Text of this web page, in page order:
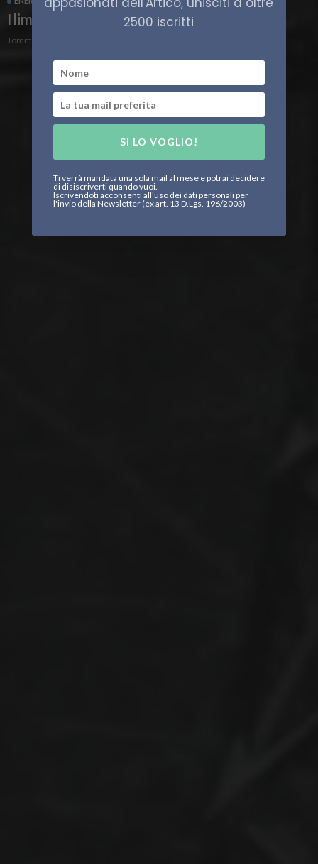
I limiti della rete elettrica sovietica
Tommaso Bontempi
2500 iscritti
SI LO VOGLIO!
Ti verrà mandata una sola mail al mese e potrai decidere
di disiscriverti quando vuoi.
Iscrivendoti acconsenti all'uso dei dati personali per
l'invio della Newsletter (ex art. 13 D.Lgs. 196/2003)